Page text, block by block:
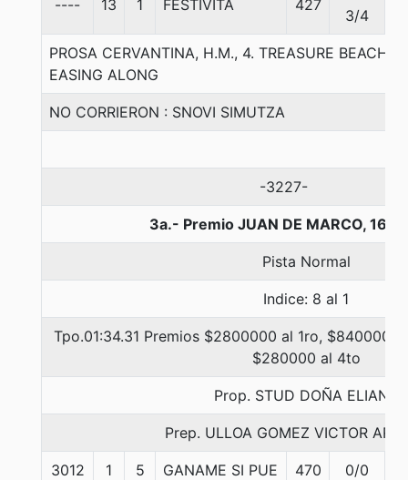
---- 13 1 FESTIVITA 427
3/4
PROSA CERVANTINA, H.M., 4. TREASURE BEACH-
EASING ALONG
NO CORRIERON : SNOVI SIMUTZA
-3227-
3a.- Premio JUAN DE MARCO,
Pista Normal
Indice: 8 al 1
Tpo.01:34.31 Premios $2800000 al 1ro, $840000
$280000 al 4to
Prop. STUD DOÑA ELIANA
Prep. ULLOA GOMEZ VICTOR
3012 1 5 GANAME SI PUE 470 0/0